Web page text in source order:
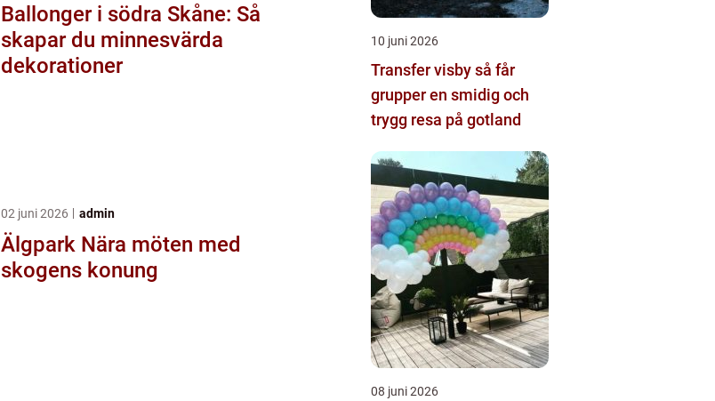
Ballonger i södra Skåne: Så
skapar du minnesvärda
dekorationer
02 juni 2026 admin
Älgpark Nära möten med
skogens konung
10 juni 2026
Transfer visby så får
grupper en smidig och
trygg resa på gotland
08 juni 2026